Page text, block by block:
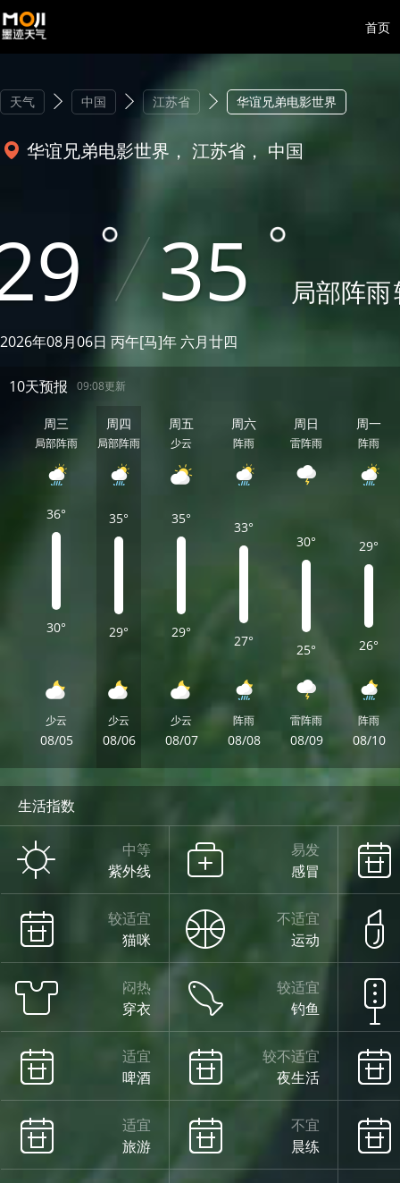
首页
天气 中国 江苏省 华谊兄弟电影世界
华谊兄弟电影世界， 江苏省， 中国
35 局部阵雨
2026年08月06日 丙午[马]年 六月廿四
10天预报 09:08更新
周三
局部阵雨
36°
30°
少云
08/05
周四
局部阵雨
35°
29°
少云
08/06
周五
少云
35°
29°
少云
08/07
周六
阵雨
33°
27°
阵雨
08/08
周日
雷阵雨
30°
25°
雷阵雨
08/09
周一
阵雨
29°
26°
阵雨
08/10
生活指数
中等
紫外线
易发
感冒
较适宜
猫咪
不适宜
运动
闷热
穿衣
较适宜
钓鱼
适宜
啤酒
较不适宜
夜生活
适宜
旅游
不宜
晨练